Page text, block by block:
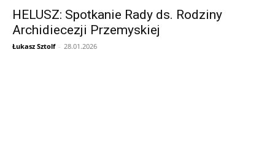
HELUSZ: Spotkanie Rady ds. Rodziny
Archidiecezji Przemyskiej
Łukasz Sztolf - 28.01.2026